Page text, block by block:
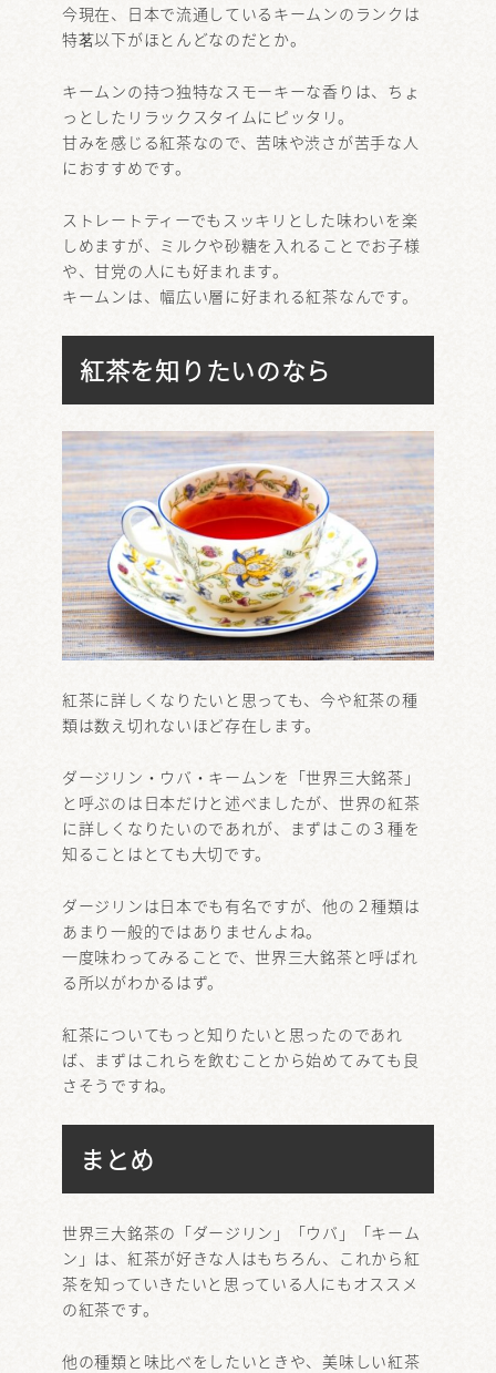
今現在、日本で流通しているキームンのランクは
特茗以下がほとんどなのだとか。
キームンの持つ独特なスモーキーな香りは、ちょ
っとしたリラックスタイムにピッタリ。
甘みを感じる紅茶なので、苦味や渋さが苦手な人
におすすめです。
ストレートティーでもスッキリとした味わいを楽
しめますが、ミルクや砂糖を入れることでお子様
や、甘党の人にも好まれます。
キームンは、幅広い層に好まれる紅茶なんです。
紅茶を知りたいのなら
紅茶に詳しくなりたいと思っても、今や紅茶の種
類は数え切れないほど存在します。
ダージリン・ウバ・キームンを「世界三大銘茶」
と呼ぶのは日本だけと述べましたが、世界の紅茶
に詳しくなりたいのであれが、まずはこの３種を
知ることはとても大切です。
ダージリンは日本でも有名ですが、他の２種類は
あまり一般的ではありませんよね。
一度味わってみることで、世界三大銘茶と呼ばれ
る所以がわかるはず。
紅茶についてもっと知りたいと思ったのであれ
ば、まずはこれらを飲むことから始めてみても良
さそうですね。
まとめ
世界三大銘茶の「ダージリン」「ウバ」「キーム
ン」は、紅茶が好きな人はもちろん、これから紅
茶を知っていきたいと思っている人にもオススメ
の紅茶です。
他の種類と味比べをしたいときや、美味しい紅茶